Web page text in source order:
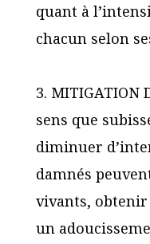
quant à
chacun selon
3. MITIGATION
sens que
diminuer
damnés
vivants,
un